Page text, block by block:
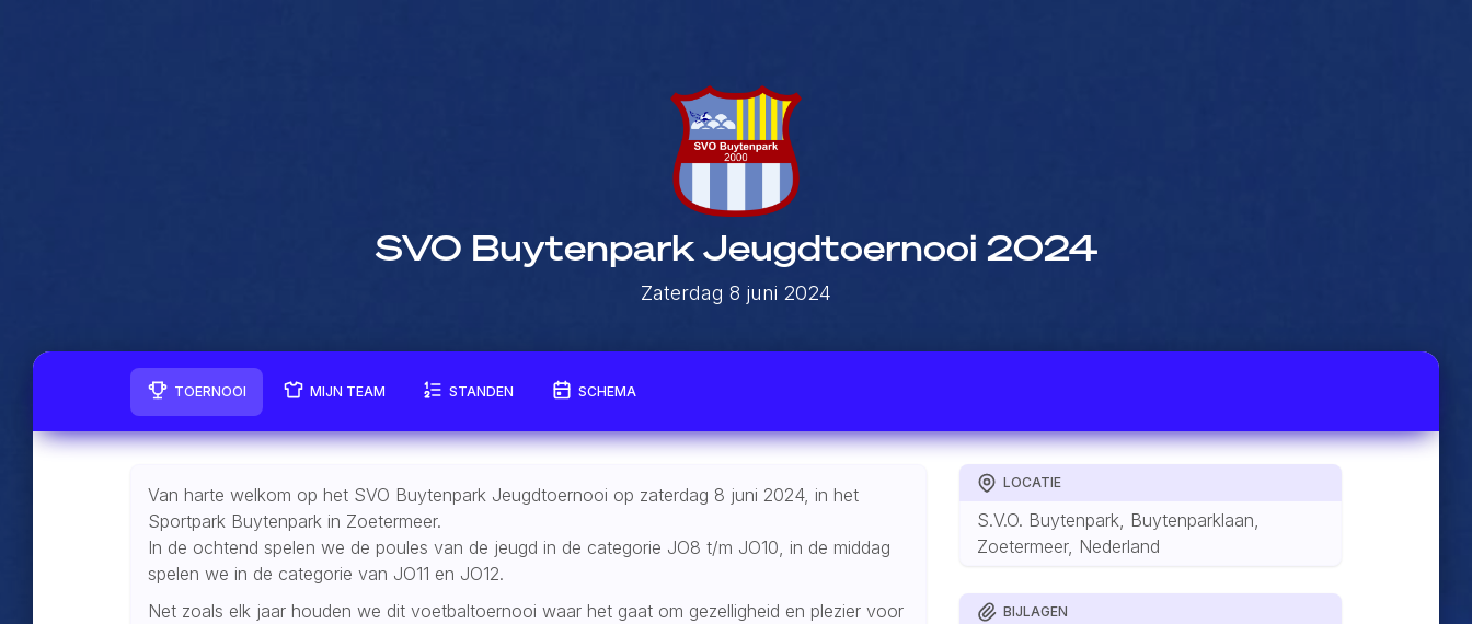
SVO Buytenpark Jeugdtoernooi 2024
Zaterdag 8 juni 2024
TOERNOOI MIJN TEAM STANDEN SCHEMA
Van harte welkom op het SVO Buytenpark Jeugdtoernooi op zaterdag 8 juni 2024, in het
Sportpark Buytenpark in Zoetermeer.
In de ochtend spelen we de poules van de jeugd in de categorie JO8 t/m JO10, in de middag
spelen we in de categorie van JO11 en JO12.
Net zoals elk jaar houden we dit voetbaltoernooi waar het gaat om gezelligheid en plezier voor
LOCATIE
S.V.O. Buytenpark, Buytenparklaan,
Zoetermeer, Nederland
BIJLAGEN